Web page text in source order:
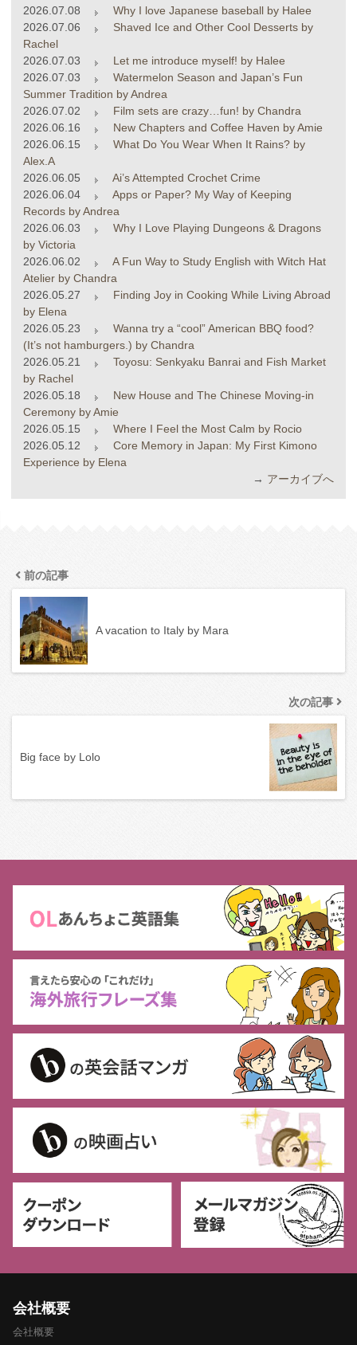
2026.07.08
Why I love Japanese baseball by Halee
2026.07.06
Shaved Ice and Other Cool Desserts by
Rachel
2026.07.03
Let me introduce myself! by Halee
2026.07.03
Watermelon Season and Japan’s Fun
Summer Tradition by Andrea
2026.07.02
Film sets are crazy…fun! by Chandra
2026.06.16
New Chapters and Coffee Haven by Amie
2026.06.15
What Do You Wear When It Rains? by
Alex.A
2026.06.05
Ai’s Attempted Crochet Crime
2026.06.04
Apps or Paper? My Way of Keeping
Records by Andrea
2026.06.03
Why I Love Playing Dungeons & Dragons
by Victoria
2026.06.02
A Fun Way to Study English with Witch Hat
Atelier by Chandra
2026.05.27
Finding Joy in Cooking While Living Abroad
by Elena
2026.05.23
Wanna try a “cool” American BBQ food?
(It’s not hamburgers.) by Chandra
2026.05.21
Toyosu: Senkyaku Banrai and Fish Market
by Rachel
2026.05.18
New House and The Chinese Moving-in
Ceremony by Amie
2026.05.15
Where I Feel the Most Calm by Rocio
2026.05.12
Core Memory in Japan: My First Kimono
Experience by Elena
→ アーカイブへ
前の記事
A vacation to Italy by Mara
次の記事
Big face by Lolo
会社概要
会社概要